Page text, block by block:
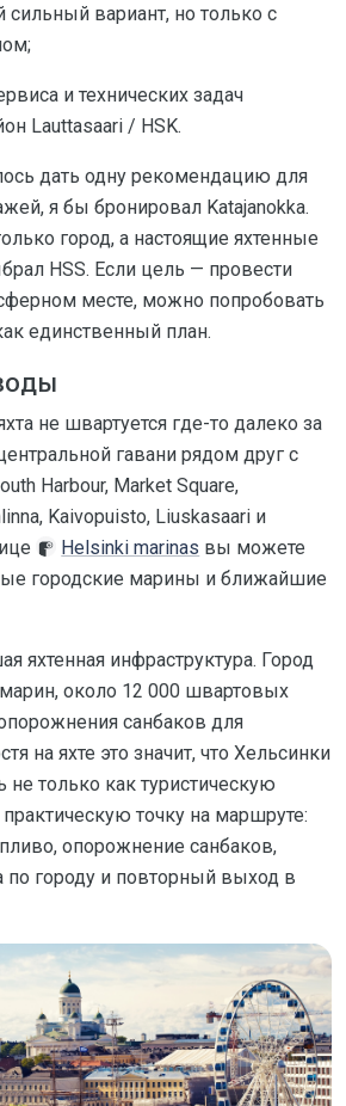
вариант, но только с
и технических задач
Lauttasaari / HSK.
дать одну рекомендацию для
я бы бронировал Katajanokka.
город, а настоящие яхтенные
HSS. Если цель — провести
месте, можно попробовать
единственный план.
не швартуется где-то далеко за
гавани рядом друг с
Harbour, Market Square,
Kaivopuisto, Liuskasaari и
Helsinki marinas вы можете
городские марины и ближайшие
яхтенная инфраструктура. Город
около 12 000 швартовых
санбаков для
на яхте это значит, что Хельсинки
только как туристическую
точку на маршруте:
опорожнение санбаков,
по городу и повторный выход в